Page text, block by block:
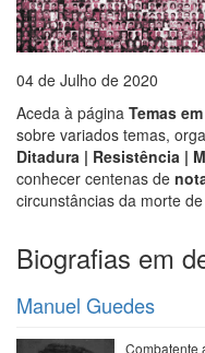
04 de Julho de 2020
Aceda à página Temas
sobre variados temas,
Ditadura | Resistência |
conhecer centenas de
circunstâncias da morte
Biografias em
Manuel Guedes
Combatente